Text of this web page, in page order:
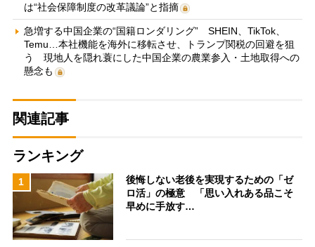
は“社会保障制度の改革議論”と指摘
急増する中国企業の“国籍ロンダリング” SHEIN、TikTok、
Temu…本社機能を海外に移転させ、トランプ関税の回避を狙
う 現地人を隠れ蓑にした中国企業の農業参入・土地取得への
懸念も
関連記事
ランキング
1
後悔しない老後を実現するための「ゼ
ロ活」の極意 「思い入れある品こそ
早めに手放す…